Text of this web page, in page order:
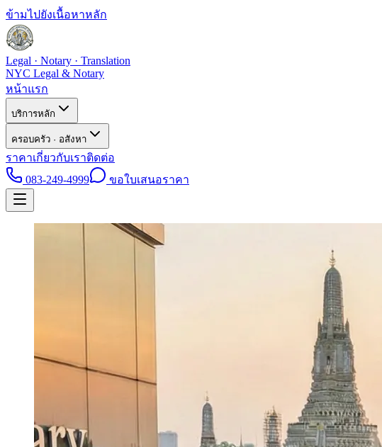
ข้ามไปยังเนื้อหาหลัก
Legal · Notary · Translation
NYC Legal & Notary
หน้าแรก
บริการหลัก
ครอบครัว · อสังหา
ราคาเกี่ยวกับเราติดต่อ
083-249-4999
ขอใบเสนอราคา